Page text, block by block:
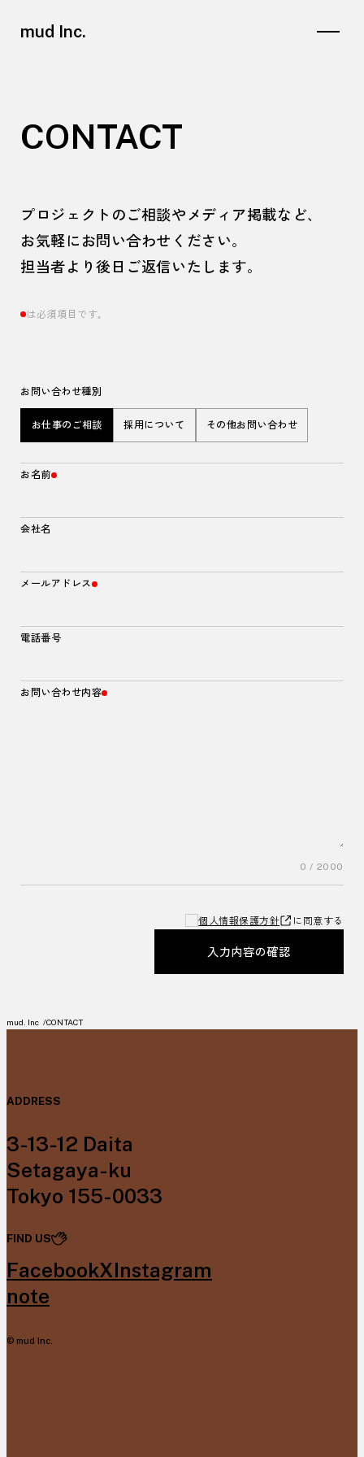
mud Inc.
CONTACT
プロジェクトのご相談やメディア掲載など、
お気軽にお問い合わせください。
担当者より後日ご返信いたします。
は必須項目です。
お問い合わせ種別
お仕事のご相談 採用について その他お問い合わせ
お名前
会社名
メールアドレス
電話番号
お問い合わせ内容
0 / 2000
個人情報保護方針 に同意する
入力内容の確認
mud. Inc CONTACT
ADDRESS
3-13-12 Daita
Setagaya-ku
Tokyo 155-0033
FIND US
FacebookXInstagram
note
© mud Inc.